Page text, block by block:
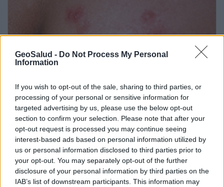
GeoSalud - Do Not Process My Personal
Information
If you wish to opt-out of the sale, sharing to third parties, or
processing of your personal or sensitive information for
targeted advertising by us, please use the below opt-out
section to confirm your selection. Please note that after your
opt-out request is processed you may continue seeing
interest-based ads based on personal information utilized by
us or personal information disclosed to third parties prior to
your opt-out. You may separately opt-out of the further
disclosure of your personal information by third parties on the
IAB’s list of downstream participants. This information may
Fotos de herpes genital
Pregúntale al médico